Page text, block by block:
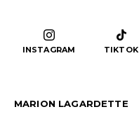
INSTAGRAM TIKTOK
MARION LAGARDETTE